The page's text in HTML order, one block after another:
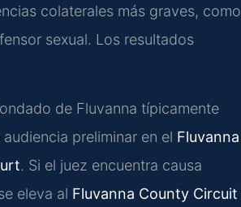
colaterales más graves, como
sexual. Los resultados
de Fluvanna típicamente
preliminar en el Fluvanna
. Si el juez encuentra causa
eleva al Fluvanna County Circuit